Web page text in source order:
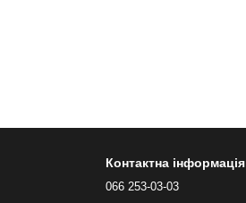
Контактна інформація
066 253-03-03